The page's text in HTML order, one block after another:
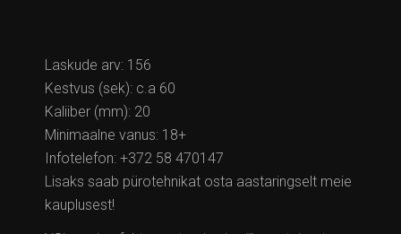
Laskude arv: 156
Kestvus (sek): c.a 60
Kaliiber (mm): 20
Minimaalne vanus: 18+
Infotelefon: +372 58 470147
Lisaks saab pürotehnikat osta aastaringselt meie
kauplusest!